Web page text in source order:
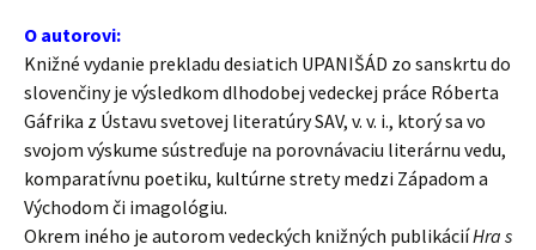
O autorovi:
Knižné vydanie prekladu desiatich UPANIŠÁD zo sanskrtu do
slovenčiny je výsledkom dlhodobej vedeckej práce Róberta
Gáfrika z Ústavu svetovej literatúry SAV, v. v. i., ktorý sa vo
svojom výskume sústreďuje na porovnávaciu literárnu vedu,
komparatívnu poetiku, kultúrne strety medzi Západom a
Východom či imagológiu.
Okrem iného je autorom vedeckých knižných publikáciíHra s